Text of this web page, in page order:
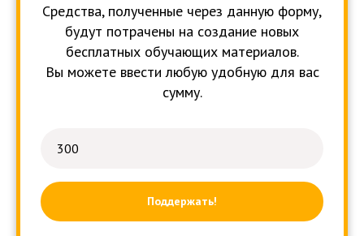
Средства, полученные через данную форму,
будут потрачены на создание новых
бесплатных обучающих материалов.
Вы можете ввести любую удобную для вас
сумму.
Поддержать!